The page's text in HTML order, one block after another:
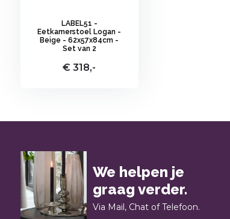
LABEL51 -
Eetkamerstoel Logan -
Beige - 62x57x84cm -
Set van 2
€ 318,-
We helpen je
graag verder.
Via Mail, Chat of Telefoon.